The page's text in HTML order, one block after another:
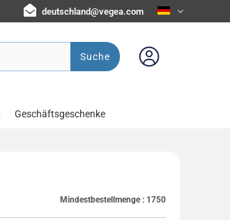
deutschland@vegea.com
Suche
Geschäftsgeschenke
Mindestbestellmenge : 1750